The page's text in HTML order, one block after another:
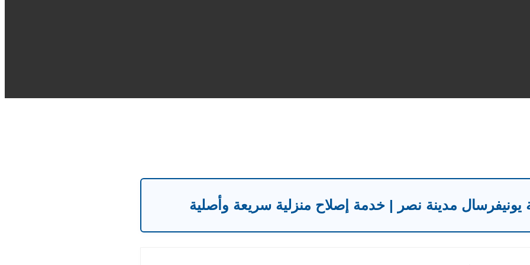
يونيفرسال مدينة نصر | خدمة إصلاح منزلية سريعة وأصلية